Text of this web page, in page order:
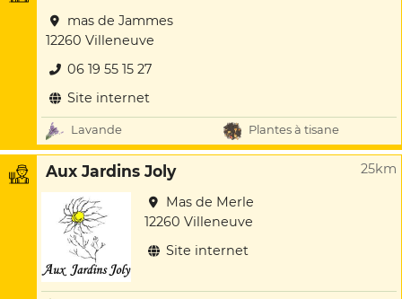
mas de Jammes
12260 Villeneuve
06 19 55 15 27
Site internet
Lavande Plantes à tisane
Aux Jardins Joly 25km
Mas de Merle
12260 Villeneuve
Site internet